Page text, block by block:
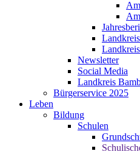
Newsletter
Social Media
Landkreis
Bürgerservice 2025
Leben
Bildung
Schulen